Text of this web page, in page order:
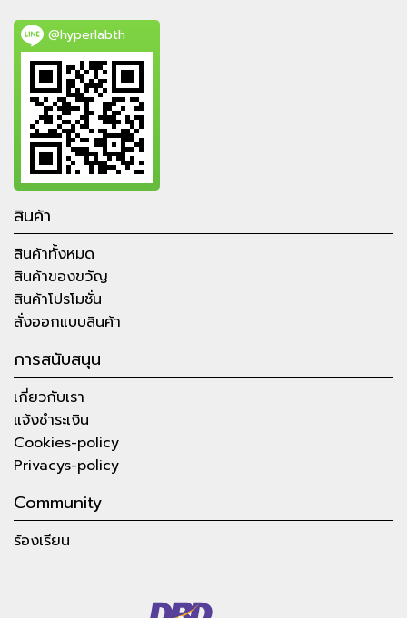
@hyperlabth
สินค้า
สินค้าทั้งหมด
สินค้าของขวัญ
สินค้าโปรโมชั่น
สั่งออกแบบสินค้า
การสนับสนุน
เกี่ยวกับเรา
แจ้งชำระเงิน
Cookies-policy
Privacys-policy
Community
ร้องเรียน